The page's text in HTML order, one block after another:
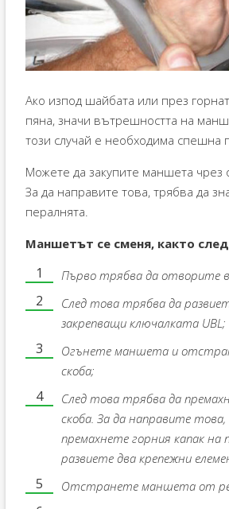
Ако изпод шайбата или през
пяна, значи вътрешността на
този случай е необходима спешна
Можете да закупите маншета чрез
За да направите това, трябва да
пералнята.
Маншетът се сменя, както
Първо трябва да отворите
След това трябва да
закрепващи ключалката UBL;
Огънете маншета и
скоба;
След това трябва да
скоба. За да направите
премахнете горния капак на
развиете два крепежни
Отстранете маншета от